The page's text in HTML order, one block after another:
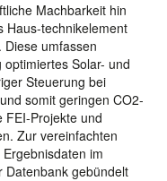
Machbarkeit hin
Haus-technikelement
Diese umfassen
Solar- und
Steuerung bei
somit geringen CO2-
FEI-Projekte und
Zur vereinfachten
im
Datenbank gebündelt